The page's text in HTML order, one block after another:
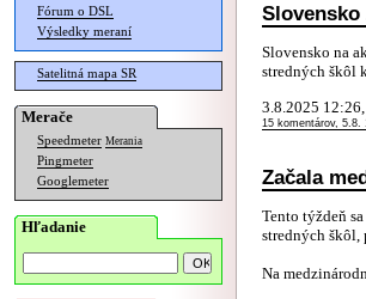
Fórum o DSL
Výsledky meraní
Satelitná mapa SR
Merače
Speedmeter Merania
Pingmeter
Googlemeter
Hľadanie
Slovensko na
stredných škôl
3.8.2025
15 komentárov, 5.8.
Začala
Tento týždeň
stredných škôl,
Na